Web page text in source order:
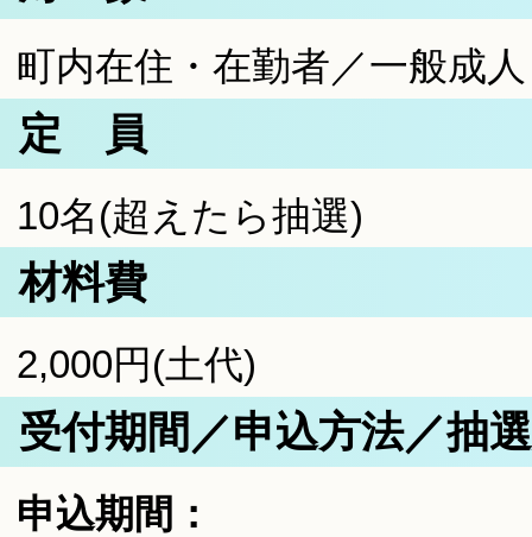
町内在住・在勤者／一般成
定 員
10名(超えたら抽選)
材料費
2,000円(土代)
受付期間／申込方法／抽
申込期間：